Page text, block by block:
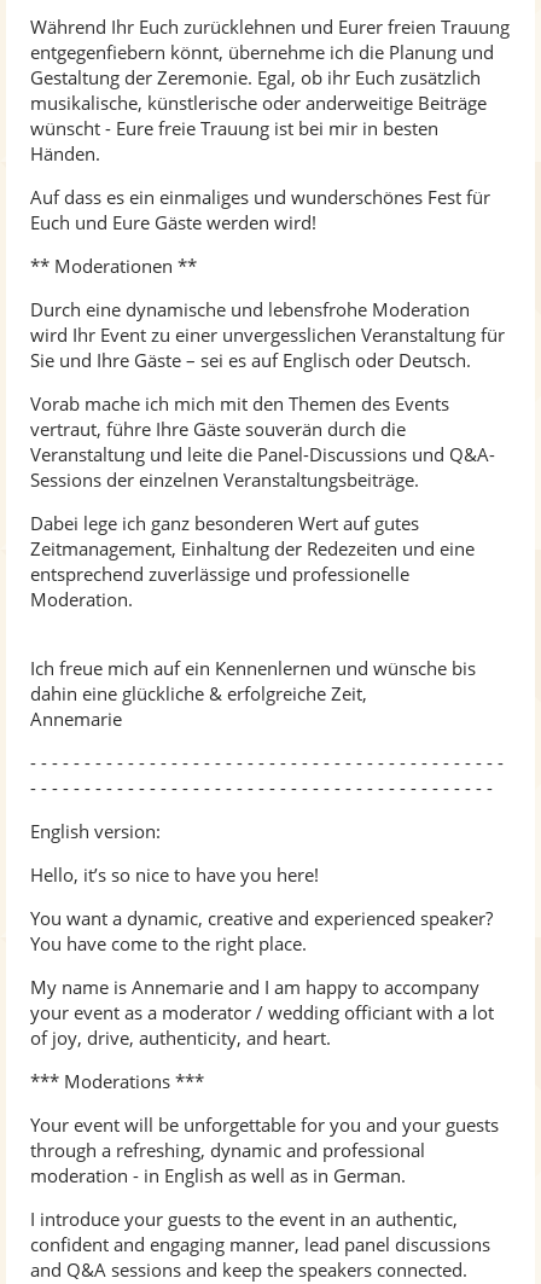
Während Ihr Euch zurücklehnen und Eurer freien Trauung
entgegenfiebern könnt, übernehme ich die Planung und
Gestaltung der Zeremonie. Egal, ob ihr Euch zusätzlich
musikalische, künstlerische oder anderweitige Beiträge
wünscht - Eure freie Trauung ist bei mir in besten
Händen.
Auf dass es ein einmaliges und wunderschönes Fest für
Euch und Eure Gäste werden wird!
** Moderationen **
Durch eine dynamische und lebensfrohe Moderation
wird Ihr Event zu einer unvergesslichen Veranstaltung für
Sie und Ihre Gäste – sei es auf Englisch oder Deutsch.
Vorab mache ich mich mit den Themen des Events
vertraut, führe Ihre Gäste souverän durch die
Veranstaltung und leite die Panel-Discussions und Q&A-
Sessions der einzelnen Veranstaltungsbeiträge.
Dabei lege ich ganz besonderen Wert auf gutes
Zeitmanagement, Einhaltung der Redezeiten und eine
entsprechend zuverlässige und professionelle
Moderation.
Ich freue mich auf ein Kennenlernen und wünsche bis
dahin eine glückliche & erfolgreiche Zeit,
Annemarie
- - - - - - - - - - - - - - - - - - - - - - - - - - - - - - - - - - - - - - - - - - - -
- - - - - - - - - - - - - - - - - - - - - - - - - - - - - - - - - - - - - - - - - - -
English version:
Hello, it’s so nice to have you here!
You want a dynamic, creative and experienced speaker?
You have come to the right place.
My name is Annemarie and I am happy to accompany
your event as a moderator / wedding officiant with a lot
of joy, drive, authenticity, and heart.
*** Moderations ***
Your event will be unforgettable for you and your guests
through a refreshing, dynamic and professional
moderation - in English as well as in German.
I introduce your guests to the event in an authentic,
confident and engaging manner, lead panel discussions
and Q&A sessions and keep the speakers connected.